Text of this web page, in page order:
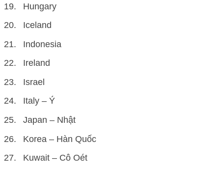
Hungary
Iceland
Indonesia
Ireland
Israel
Italy – Ý
Japan – Nhật
Korea – Hàn Quốc
Kuwait – Cô Oét